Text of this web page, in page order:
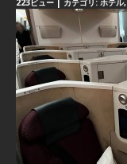
223ビュー | カテゴリ: ホテル,